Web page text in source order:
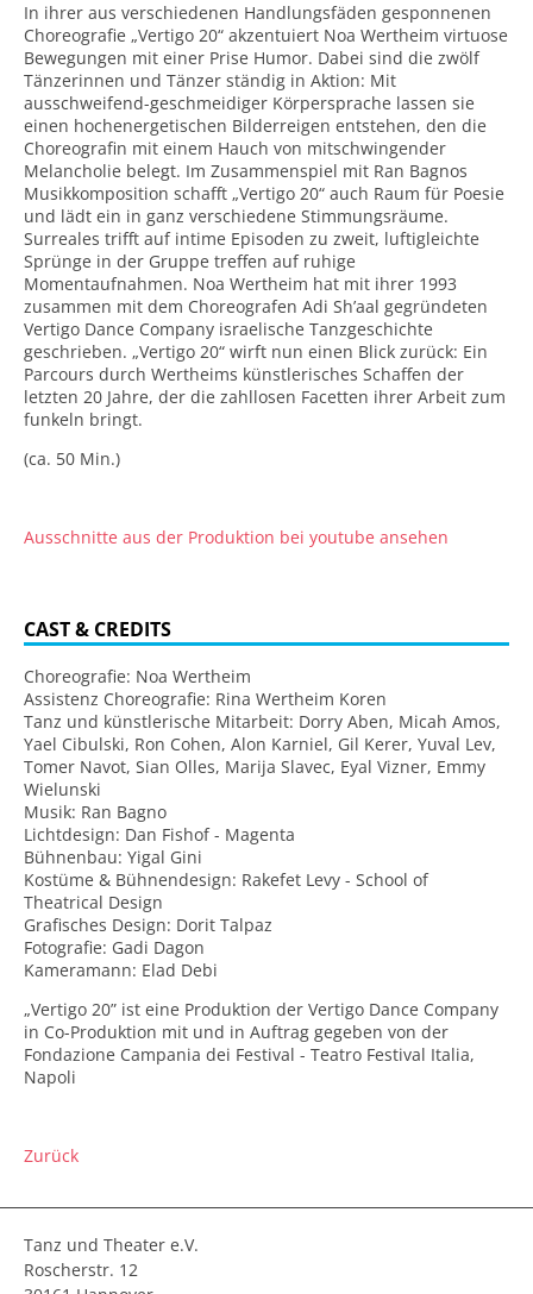
In ihrer aus verschiedenen Handlungsfäden gesponnenen
Choreografie „Vertigo 20“ akzentuiert Noa Wertheim virtuose
Bewegungen mit einer Prise Humor. Dabei sind die zwölf
Tänzerinnen und Tänzer ständig in Aktion: Mit
ausschweifend-geschmeidiger Körpersprache lassen sie
einen hochenergetischen Bilderreigen entstehen, den die
Choreografin mit einem Hauch von mitschwingender
Melancholie belegt. Im Zusammenspiel mit Ran Bagnos
Musikkomposition schafft „Vertigo 20“ auch Raum für Poesie
und lädt ein in ganz verschiedene Stimmungsräume.
Surreales trifft auf intime Episoden zu zweit, luftigleichte
Sprünge in der Gruppe treffen auf ruhige
Momentaufnahmen. Noa Wertheim hat mit ihrer 1993
zusammen mit dem Choreografen Adi Sh’aal gegründeten
Vertigo Dance Company israelische Tanzgeschichte
geschrieben. „Vertigo 20“ wirft nun einen Blick zurück: Ein
Parcours durch Wertheims künstlerisches Schaffen der
letzten 20 Jahre, der die zahllosen Facetten ihrer Arbeit zum
funkeln bringt.
(ca. 50 Min.)
Ausschnitte aus der Produktion bei youtube ansehen
CAST & CREDITS
Choreografie: Noa Wertheim
Assistenz Choreografie: Rina Wertheim Koren
Tanz und künstlerische Mitarbeit: Dorry Aben, Micah Amos,
Yael Cibulski, Ron Cohen, Alon Karniel, Gil Kerer, Yuval Lev,
Tomer Navot, Sian Olles, Marija Slavec, Eyal Vizner, Emmy
Wielunski
Musik: Ran Bagno
Lichtdesign: Dan Fishof - Magenta
Bühnenbau: Yigal Gini
Kostüme & Bühnendesign: Rakefet Levy - School of
Theatrical Design
Grafisches Design: Dorit Talpaz
Fotografie: Gadi Dagon
Kameramann: Elad Debi
„Vertigo 20” ist eine Produktion der Vertigo Dance Company
in Co-Produktion mit und in Auftrag gegeben von der
Fondazione Campania dei Festival - Teatro Festival Italia,
Napoli
Zurück
Tanz und Theater e.V.
Roscherstr. 12